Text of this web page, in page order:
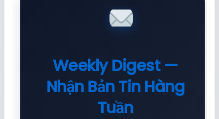
Weekly Digest —
Nhận Bản Tin Hàng
Tuần